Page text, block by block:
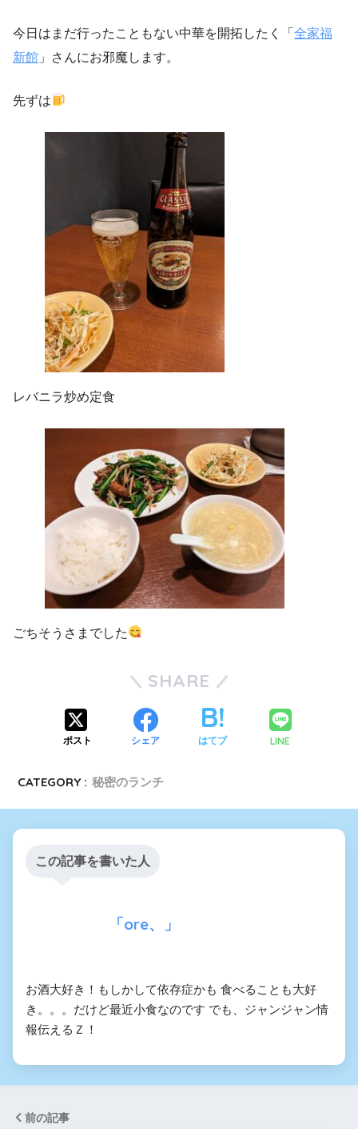
今日はまだ行ったこともない中華を開拓したく「 全家福
新館 」さんにお邪魔します。
先ずは
レバニラ炒め定食
ごちそうさまでした
SHARE
ポスト シェア はてブ LINE
CATEGORY : 秘密のランチ
この記事を書いた人
「ore、」
お酒大好き！もしかして依存症かも 食べることも大好
き。。。だけど最近小食なのです でも、ジャンジャン情
報伝えるＺ！
前の記事